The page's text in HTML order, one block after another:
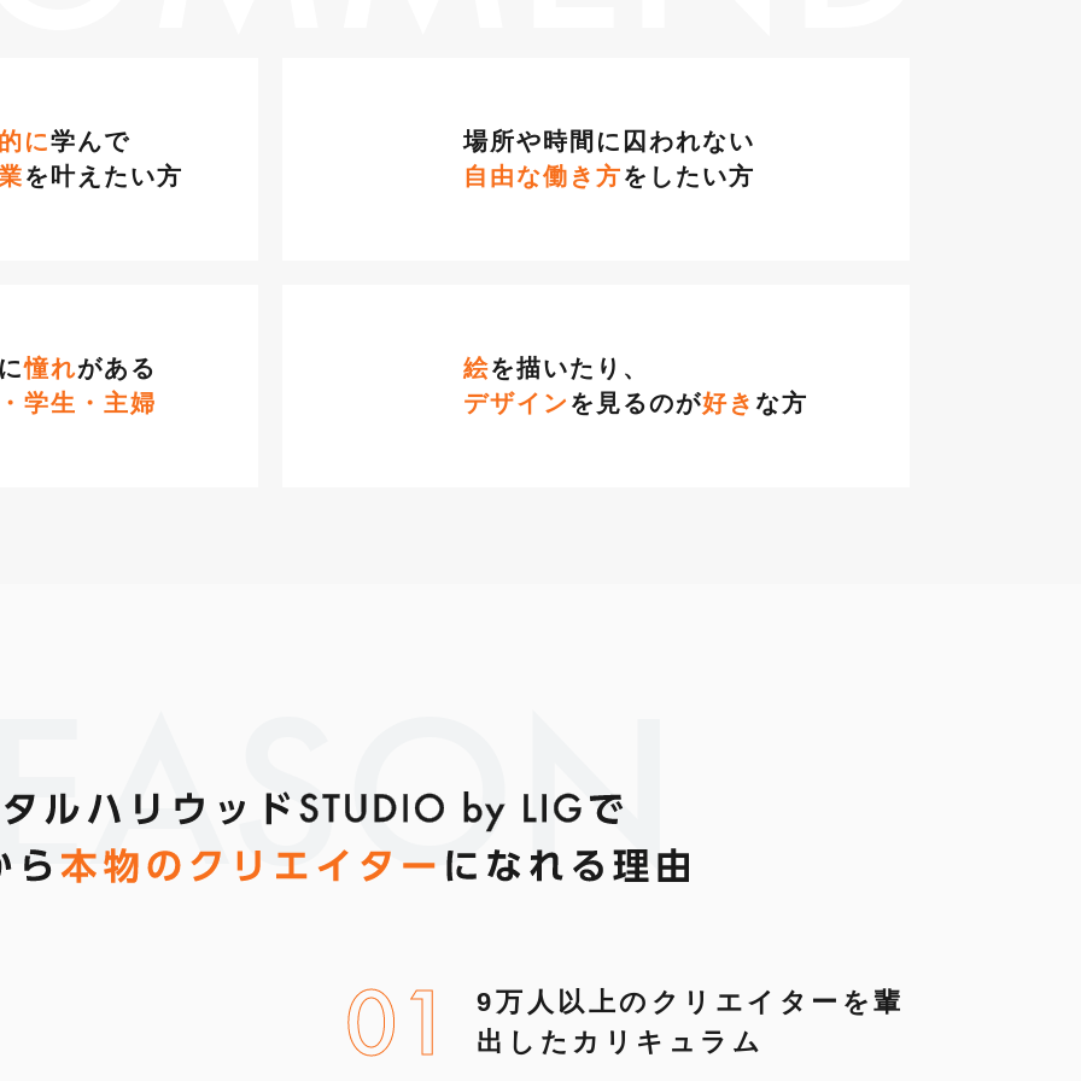
に学んで
を叶えたい方
場所や時間に囚われない
自由な働き方をしたい方
憧れがある
学生・主婦
絵を描いたり、
デザイン を見るのが好き な方
01
9万人以上のクリエイターを輩
出したカリキュラム